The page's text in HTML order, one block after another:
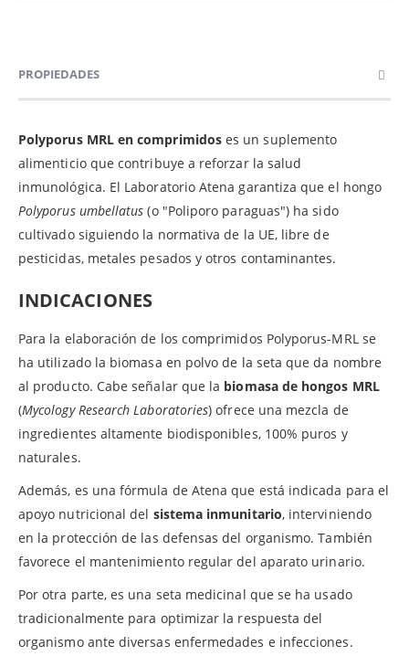
PROPIEDADES
Polyporus MRL en comprimidoses un suplemento
alimenticio que contribuye a reforzar la salud
inmunológica. El Laboratorio Atena garantiza que el hongo
Polyporus umbellatus(o "Poliporo paraguas") ha sido
cultivado siguiendo la normativa de la UE, libre de
pesticidas, metales pesados y otros contaminantes.
INDICACIONES
Para la elaboración de los comprimidos Polyporus-MRL se
ha utilizado la biomasa en polvo de la seta que da nombre
al producto. Cabe señalar que la biomasa de hongos MRL
(Mycology Research Laboratories) ofrece una mezcla de
ingredientes altamente biodisponibles, 100% puros y
naturales.
Además, es una fórmula de Atena que está indicada para el
apoyo nutricional del sistema inmunitario, interviniendo
en la protección de las defensas del organismo. También
favorece el mantenimiento regular del aparato urinario.
Por otra parte, es una seta medicinal que se ha usado
tradicionalmente para optimizar la respuesta del
organismo ante diversas enfermedades e infecciones.